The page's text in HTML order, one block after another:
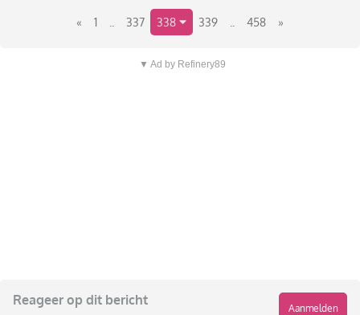
« 1 337 338 339 458 »
▼ Ad by Refinery89
Reageer op dit bericht
Aanmelden